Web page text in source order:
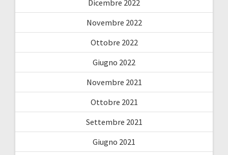
Dicembre 2022
Novembre 2022
Ottobre 2022
Giugno 2022
Novembre 2021
Ottobre 2021
Settembre 2021
Giugno 2021